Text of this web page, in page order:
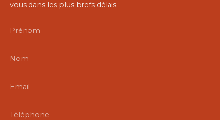
vous dans les plus brefs délais.
Prénom
Nom
Email
Téléphone